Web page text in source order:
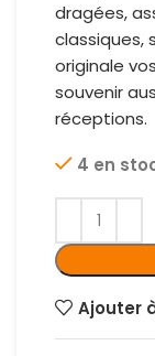
dragées,
classiques,
originale
souvenir
réceptions.
4 en
Ajouter